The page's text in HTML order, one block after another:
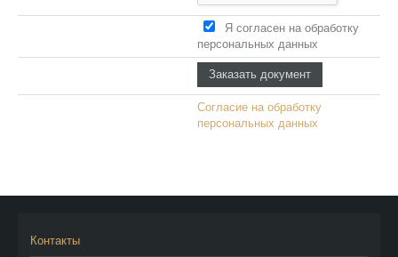
Я согласен на обработку
персональных данных
Согласие на обработку
персональных данных
Контакты